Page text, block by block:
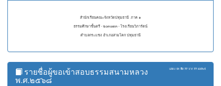
สำนักเรียนคณะจังหวัดปทุมธานี ภาค ๑
ธรรมศึกษาชั้นตรี - ๒๐๓๐๗๓ - โรงเรียนวิภารัตน์
ตำบลกระแชง อำเภอสามโคก ปทุมธานี
แสดง 51 ถึง 77 จาก 77 ผลลัพธ์
รายชื่อผู้ขอเข้าสอบธรรมสนามหลวง
พ.ศ.๒๕๖๘